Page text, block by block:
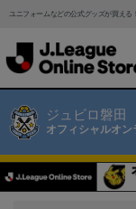
ユニフォームなどの公式グッズが買える！
ジュビロ磐田
オフィシャルオ